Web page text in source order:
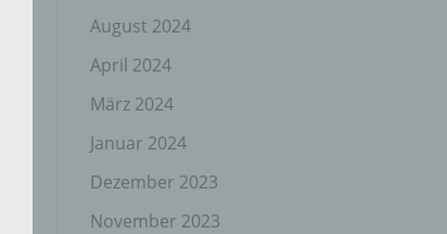
August 2024
April 2024
März 2024
Januar 2024
Dezember 2023
November 2023